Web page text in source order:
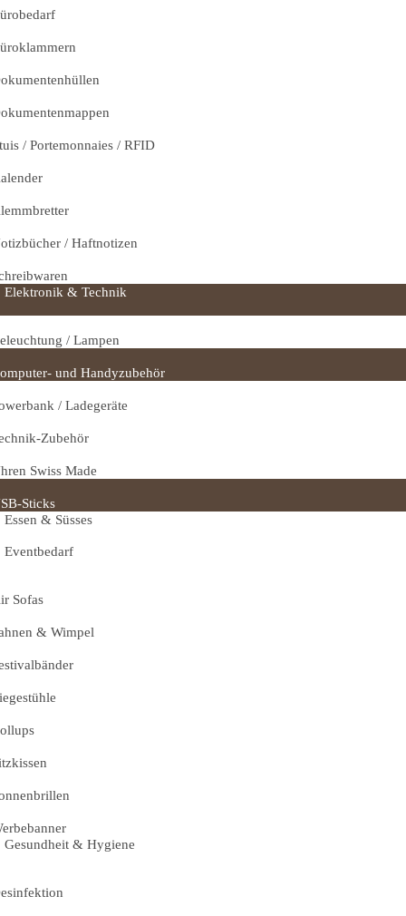
/ Portemonnaies / RFID
/ Haftnotizen
Elektronik & Technik
/ Lampen
und Handyzubehör
/ Ladegeräte
Zubehör
Swiss Made
Sticks
Essen & Süsses
Eventbedarf
Sofas
& Wimpel
Gesundheit & Hygiene